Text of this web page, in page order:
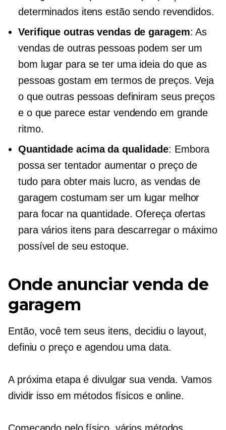
determinados itens estão sendo revendidos.
Verifique outras vendas de garagem: As
vendas de outras pessoas podem ser um
bom lugar para se ter uma ideia do que as
pessoas gostam em termos de preços. Veja
o que outras pessoas definiram seus preços
e o que parece estar vendendo em grande
ritmo.
Quantidade acima da qualidade: Embora
possa ser tentador aumentar o preço de
tudo para obter mais lucro, as vendas de
garagem costumam ser um lugar melhor
para focar na quantidade. Ofereça ofertas
para vários itens para descarregar o máximo
possível de seu estoque.
Onde anunciar venda de
garagem
Então, você tem seus itens, decidiu o layout,
definiu o preço e agendou uma data.
A próxima etapa é divulgar sua venda. Vamos
dividir isso em métodos físicos e online.